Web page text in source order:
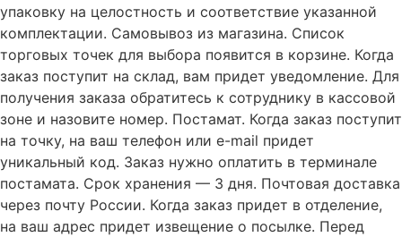
упаковку на целостность и соответствие указанной
комплектации. Самовывоз из магазина. Список
торговых точек для выбора появится в корзине. Когда
заказ поступит на склад, вам придет уведомление. Для
получения заказа обратитесь к сотруднику в кассовой
зоне и назовите номер. Постамат. Когда заказ поступит
на точку, на ваш телефон или e-mail придет
уникальный код. Заказ нужно оплатить в терминале
постамата. Срок хранения — 3 дня. Почтовая доставка
через почту России. Когда заказ придет в отделение,
на ваш адрес придет извещение о посылке. Перед